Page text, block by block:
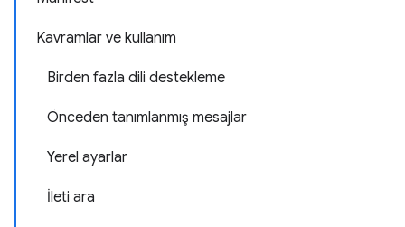
Kavramlar ve kullanım
Birden fazla dili destekleme
Önceden tanımlanmış mesajlar
Yerel ayarlar
İleti ara